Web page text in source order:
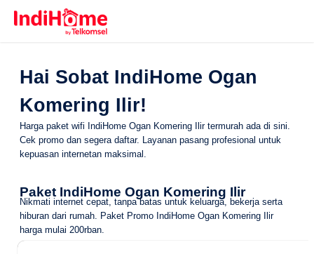
Hai Sobat IndiHome Ogan
Komering Ilir!
Harga paket wifi IndiHome Ogan Komering Ilir termurah ada di sini.
Cek promo dan segera daftar. Layanan pasang profesional untuk
kepuasan internetan maksimal.
Paket IndiHome Ogan Komering Ilir
Nikmati internet cepat, tanpa batas untuk keluarga, bekerja serta
hiburan dari rumah. Paket Promo IndiHome Ogan Komering Ilir
harga mulai 200rban.